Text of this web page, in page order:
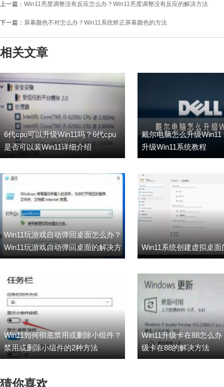
上一篇： Win11亮度调整没有反应怎么办？Win11亮度调整没有反应的解决方法
下一篇： 屏幕颜色不对怎么办？Win11系统矫正屏幕颜色的方法
相关文章
6代cpu可以升级Win11吗？6代cpu
是否可以装Win11详细介绍
戴尔电脑怎么升级Win11
升级Win11系统教程
Win11玩游戏自动弹回桌面怎么办？
Win11玩游戏自动弹回桌面的解决方
法
Win11系统创建虚拟桌面
Win11如何彻底禁用或删除小组件？
禁用或删除小组件的2种方法
Win11升级卡在88怎么办
级卡在88的解决方法
猜你喜欢